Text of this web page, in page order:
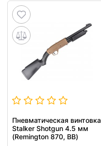
Пневматическая винтовка
Stalker Shotgun 4.5 мм
(Remington 870, BB)